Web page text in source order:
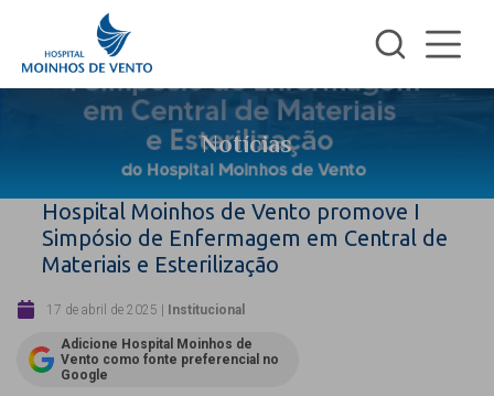
Notícias
Hospital Moinhos de Vento promove I
Simpósio de Enfermagem em Central de
Materiais e Esterilização
17 de abril de 2025 | Institucional
Adicione Hospital Moinhos de
Vento como fonte preferencial no
Google